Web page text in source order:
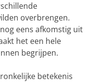
overbrengen.
eens afkomstig uit
het een hele
begrijpen.
betekenis